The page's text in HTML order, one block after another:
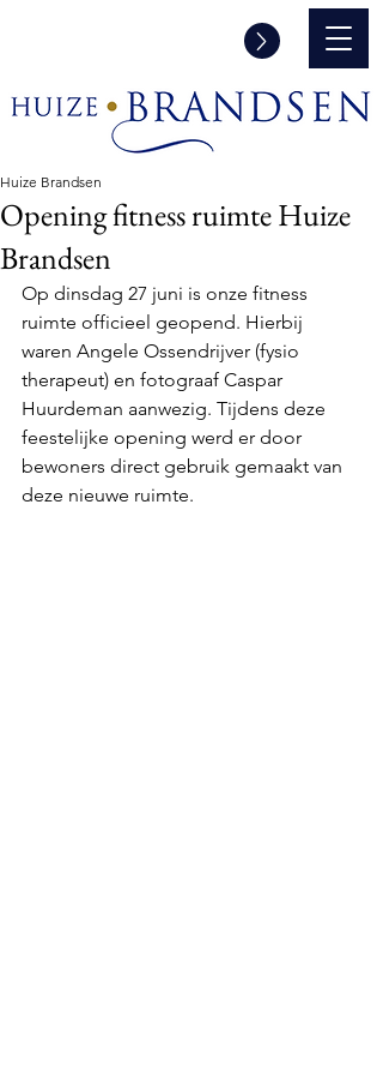
Opening fitness ruimte Huize
Brandsen
Huize Brandsen
Op dinsdag 27 juni is onze fitness
ruimte officieel geopend. Hierbij
waren Angele Ossendrijver (fysio
therapeut) en fotograaf Caspar
Huurdeman aanwezig. Tijdens deze
feestelijke opening werd er door
bewoners direct gebruik gemaakt van
deze nieuwe ruimte.